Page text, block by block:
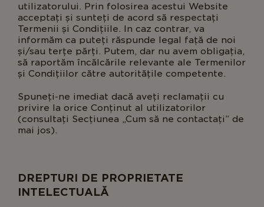
utilizatorului. Prin folosirea acestui Website
acceptați și sunteți de acord să respectați
Termenii și Condițiile. In caz contrar, va
informăm ca puteți răspunde legal față de noi
și/sau terțe părți. Putem, dar nu avem obligația,
să raportăm încălcările relevante ale Termenilor
și Condițiilor către autoritățile competente.
Spuneți-ne imediat dacă aveți reclamații cu
privire la orice Conținut al utilizatorilor
(consultați Secțiunea „Cum să ne contactați” de
mai jos).
DREPTURI DE PROPRIETATE
INTELECTUALĂ